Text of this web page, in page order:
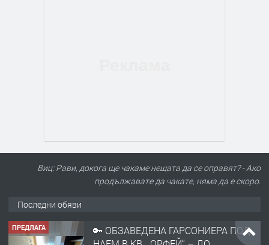
Виц: Рави, докога ще чакаме нещата да се оправят? - Ако
продължавате да чакате, няма да е скоро.
Последни обяви
ПРЕДЛАГА
🔑 ОБЗАВЕДЕНА ГАРСОНИЕРА ПОД